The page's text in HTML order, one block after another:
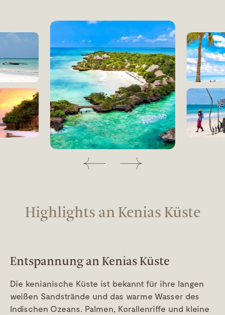
Highlights an Kenias Küste
Entspannung an Kenias Küste
Die kenianische Küste ist bekannt für ihre langen
weißen Sandstrände und das warme Wasser des
Indischen Ozeans. Palmen, Korallenriffe und kleine